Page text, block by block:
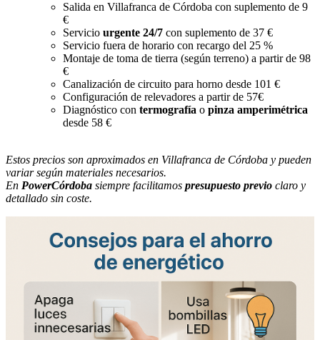
Salida en Villafranca de Córdoba con suplemento de 9
€
Servicio urgente 24/7 con suplemento de 37 €
Servicio fuera de horario con recargo del 25 %
Montaje de toma de tierra (según terreno) a partir de 98
€
Canalización de circuito para horno desde 101 €
Configuración de relevadores a partir de 57€
Diagnóstico con termografía o pinza amperimétrica
desde 58 €
Estos precios son aproximados en Villafranca de Córdoba y pueden
variar según materiales necesarios.
En PowerCórdoba siempre facilitamos presupuesto previo claro y
detallado sin coste.